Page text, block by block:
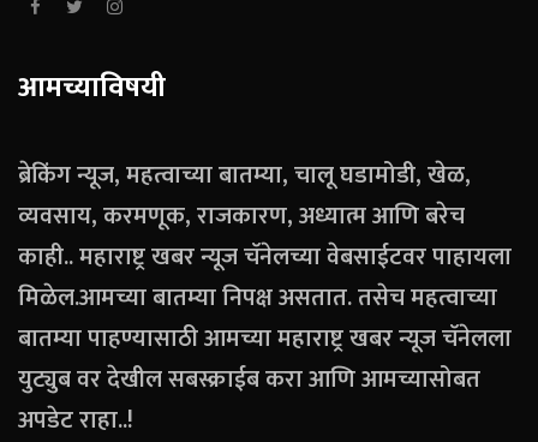
आमच्याविषयी
ब्रेकिंग न्यूज, महत्वाच्या बातम्या, चालू घडामोडी, खेळ,
व्यवसाय, करमणूक, राजकारण, अध्यात्म आणि बरेच
काही.. महाराष्ट्र खबर न्यूज चॅनेलच्या वेबसाईटवर पाहायला
मिळेल.आमच्या बातम्या निपक्ष असतात. तसेच महत्वाच्या
बातम्या पाहण्यासाठी आमच्या महाराष्ट्र खबर न्यूज चॅनेलला
युट्युब वर देखील सबस्क्राईब करा आणि आमच्यासोबत
अपडेट राहा..!